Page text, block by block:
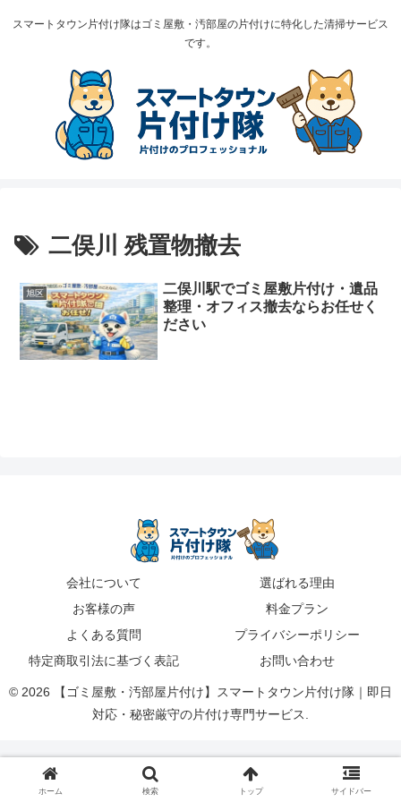
スマートタウン片付け隊はゴミ屋敷・汚部屋の片付けに特化した清掃サービス
です。
二俣川 残置物撤去
旭区
二俣川駅でゴミ屋敷片付け・遺品
整理・オフィス撤去ならお任せく
ださい
会社について
選ばれる理由
お客様の声
料金プラン
よくある質問
プライバシーポリシー
特定商取引法に基づく表記
お問い合わせ
© 2026 【ゴミ屋敷・汚部屋片付け】スマートタウン片付け隊｜即日
対応・秘密厳守の片付け専門サービス.
ホーム 検索 トップ サイドバー